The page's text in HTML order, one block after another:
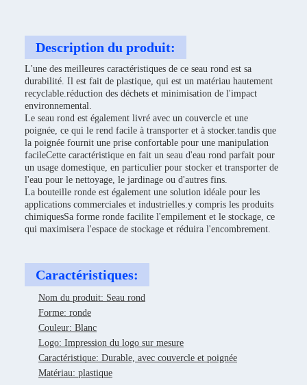
Description du produit:
L'une des meilleures caractéristiques de ce seau rond est sa
durabilité. Il est fait de plastique, qui est un matériau hautement
recyclable.réduction des déchets et minimisation de l'impact
environnemental.
Le seau rond est également livré avec un couvercle et une
poignée, ce qui le rend facile à transporter et à stocker.tandis que
la poignée fournit une prise confortable pour une manipulation
facileCette caractéristique en fait un seau d'eau rond parfait pour
un usage domestique, en particulier pour stocker et transporter de
l'eau pour le nettoyage, le jardinage ou d'autres fins.
La bouteille ronde est également une solution idéale pour les
applications commerciales et industrielles.y compris les produits
chimiquesSa forme ronde facilite l'empilement et le stockage, ce
qui maximisera l'espace de stockage et réduira l'encombrement.
Caractéristiques:
Nom du produit: Seau rond
Forme: ronde
Couleur: Blanc
Logo: Impression du logo sur mesure
Caractéristique: Durable, avec couvercle et poignée
Matériau: plastique